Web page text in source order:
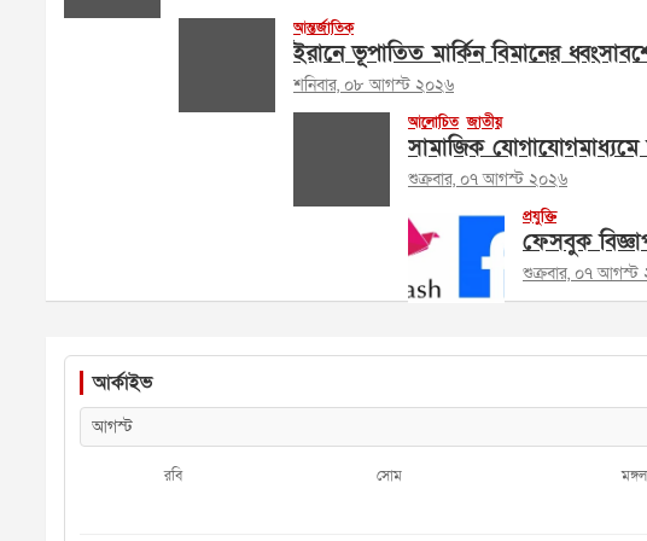
আন্তর্জাতিক
ইরানে ভূপাতিত মার্কিন বিমানের
শনিবার, ০৮ আগস্ট ২০২৬
আলোচিত জাতীয়
সামাজিক
শুক্রবার, ০৭ আগস্ট ২০২৬
প্রযুক্তি
ফেসবুক
শুক্রবার, ০৭ আগস্ট
আর্কাইভ
রবি সোম মঙ্গল